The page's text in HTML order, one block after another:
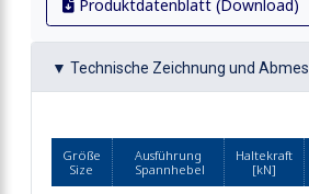
Produktdatenblatt (Download)
▼ Technische Zeichnung und
Größe
Size
Ausführung
Spannhebel
Haltekraft
[kN]